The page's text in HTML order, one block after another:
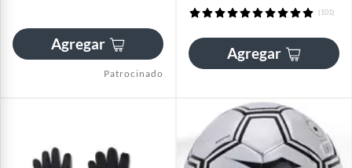
Agregar
Patrocinado
(101)
Agregar